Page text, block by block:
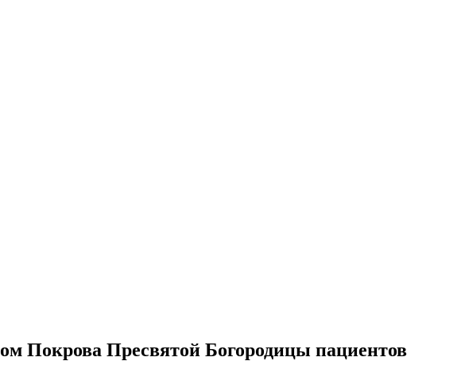
Покрова Пресвятой Богородицы пациентов